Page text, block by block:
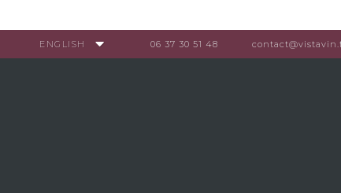
ENGLISH 06 37 30 51 48